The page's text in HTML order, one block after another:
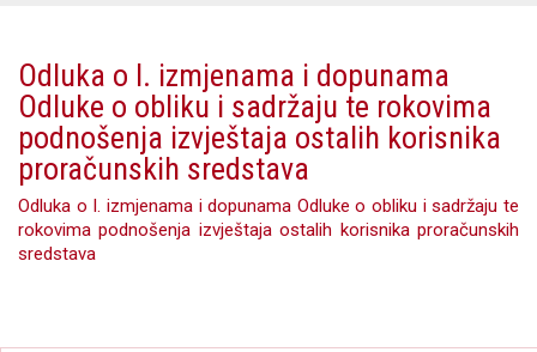
Odluka o I. izmjenama i dopunama
Odluke o obliku i sadržaju te rokovima
podnošenja izvještaja ostalih korisnika
proračunskih sredstava
Odluka o I. izmjenama i dopunama Odluke o obliku i sadržaju te
rokovima podnošenja izvještaja ostalih korisnika proračunskih
sredstava